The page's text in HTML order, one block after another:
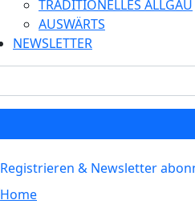
TRADITIONELLES ALLGÄU
AUSWÄRTS
NEWSLETTER
Registrieren & Newsletter